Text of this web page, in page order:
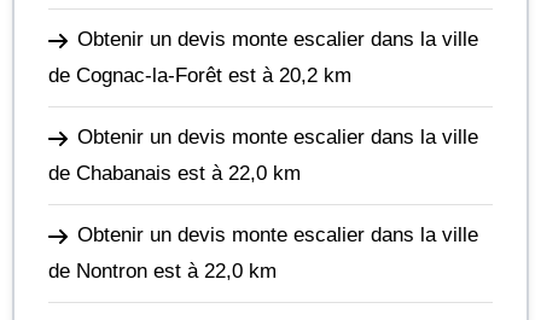
Obtenir un devis monte escalier dans la ville
de Cognac-la-Forêt est à 20,2 km
Obtenir un devis monte escalier dans la ville
de Chabanais est à 22,0 km
Obtenir un devis monte escalier dans la ville
de Nontron est à 22,0 km